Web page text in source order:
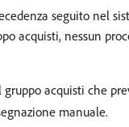
seguito nel
acquisti, nessun
acquisti che
manuale.